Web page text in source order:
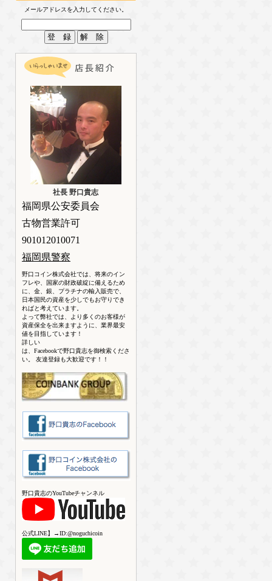
メールアドレスを入力してください。
社長 野口貴志
福岡県公安委員会
古物営業許可
901012010071
福岡県警察
野口コイン株式会社では、将来のイン
フレや、国家の財政破綻に備えるため
に、金、銀、プラチナの輸入販売で、
日本国民の資産を少しでもお守りでき
ればと考えています。
よって弊社では、より多くのお客様が
資産保全を出来ますように、業界最安
値を目指しています！
詳しい
は、Facebookで野口貴志を御検索くださ
い。 友達登録も大歓迎です！！
野口貴志のYouTubeチャンネル
公式LINE】→ID:@noguchicoin